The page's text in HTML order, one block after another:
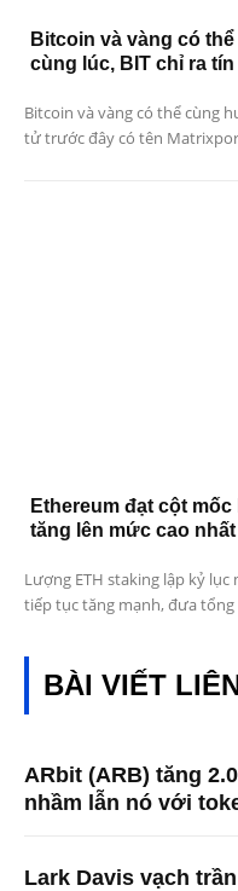
Bitcoin và vàng có
cùng lúc, BIT chỉ ra
Bitcoin và vàng có thể cùng
tử trước đây có tên
Ethereum đạt cột
tăng lên mức cao
Lượng ETH staking lập kỷ
tiếp tục tăng mạnh, đưa
BÀI VIẾT
ARbit (ARB) tăng
nhầm lẫn nó với
Lark Davis vạch